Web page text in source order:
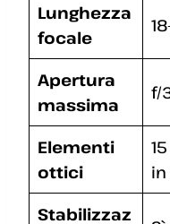
Lunghezza
focale
Apertura
massima
f/
Elementi
ottici
in
Stabilizzaz